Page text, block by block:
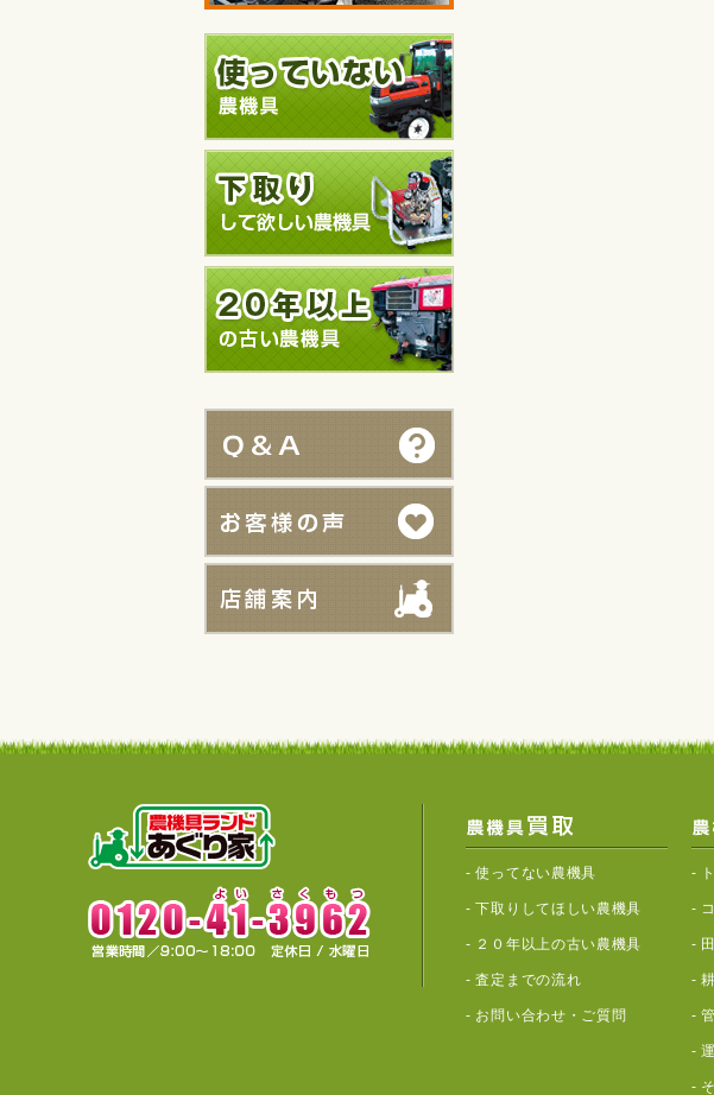
-使ってない農機具
-下取りしてほしい農機具
- ２０年以上の古い農機具
-査定までの流れ
- お問い合わせ・ご質問
-
-
-
-
-
-
-